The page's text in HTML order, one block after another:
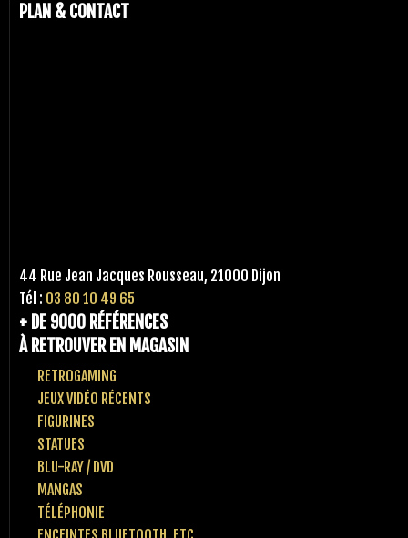
PLAN & CONTACT
44 Rue Jean Jacques Rousseau, 21000 Dijon
Tél : 03 80 10 49 65
+ DE 9000 RÉFÉRENCES
À RETROUVER EN MAGASIN
RETROGAMING
JEUX VIDÉO RÉCENTS
FIGURINES
STATUES
BLU-RAY / DVD
MANGAS
TÉLÉPHONIE